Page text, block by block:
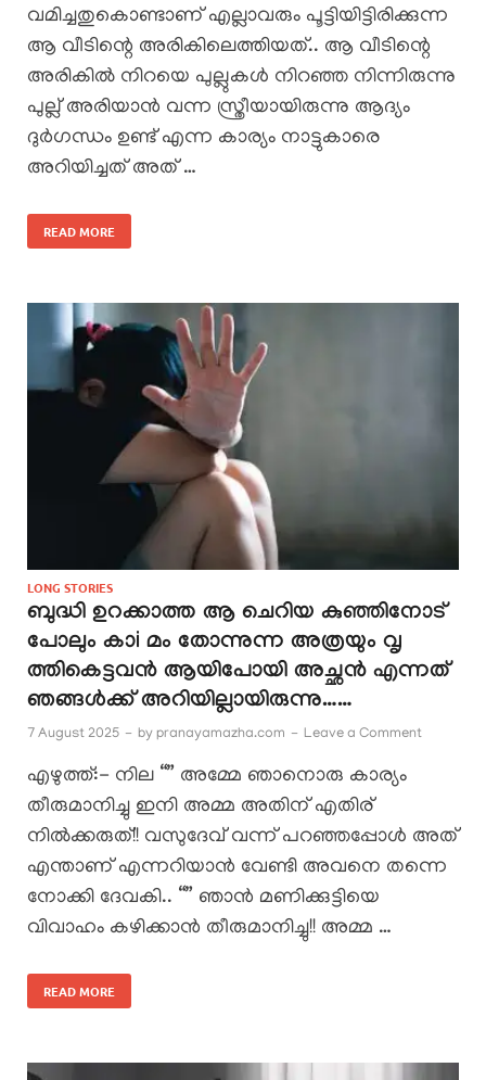
വമിച്ചതുകൊണ്ടാണ് എല്ലാവരും പൂട്ടിയിട്ടിരിക്കുന്ന
ആ വീടിന്റെ അരികിലെത്തിയത്.. ആ വീടിന്റെ
അരികിൽ നിറയെ പുല്ലുകൾ നിറഞ്ഞ നിന്നിരുന്നു
പുല്ല് അരിയാൻ വന്ന സ്ത്രീയായിരുന്നു ആദ്യം
ദുർഗന്ധം ഉണ്ട് എന്ന കാര്യം നാട്ടുകാരെ
അറിയിച്ചത് അത് …
READ MORE
LONG STORIES
ബുദ്ധി ഉറക്കാത്ത ആ ചെറിയ കുഞ്ഞിനോട്
പോലും കാi മം തോന്നുന്ന അത്രയും വൃ
ത്തികെട്ടവൻ ആയിപോയി അച്ഛൻ എന്നത്
ഞങ്ങൾക്ക് അറിയില്ലായിരുന്നു……
7 August 2025 - by pranayamazha.com - Leave a Comment
എഴുത്ത്:- നില “” അമ്മേ ഞാനൊരു കാര്യം
തീരുമാനിച്ചു ഇനി അമ്മ അതിന് എതിര്
നിൽക്കരുത്!! വസുദേവ് വന്ന് പറഞ്ഞപ്പോൾ അത്
എന്താണ് എന്നറിയാൻ വേണ്ടി അവനെ തന്നെ
നോക്കി ദേവകി.. “” ഞാൻ മണിക്കുട്ടിയെ
വിവാഹം കഴിക്കാൻ തീരുമാനിച്ചു!! അമ്മ …
READ MORE